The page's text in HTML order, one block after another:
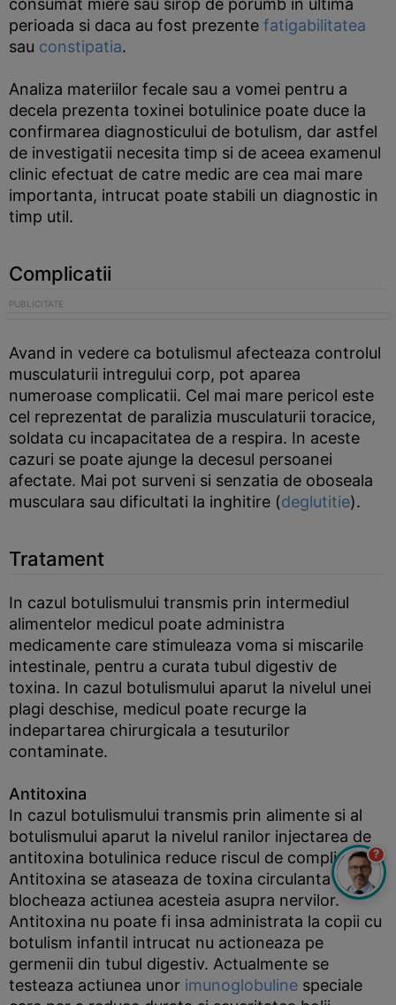
consumat miere sau sirop de porumb in ultima
perioada si daca au fost prezente fatigabilitatea
sau constipatia.
Analiza materiilor fecale sau a vomei pentru a
decela prezenta toxinei botulinice poate duce la
confirmarea diagnosticului de botulism, dar astfel
de investigatii necesita timp si de aceea examenul
clinic efectuat de catre medic are cea mai mare
importanta, intrucat poate stabili un diagnostic in
timp util.
Complicatii
Avand in vedere ca botulismul afecteaza controlul
musculaturii intregului corp, pot aparea
numeroase complicatii. Cel mai mare pericol este
cel reprezentat de paralizia musculaturii toracice,
soldata cu incapacitatea de a respira. In aceste
cazuri se poate ajunge la decesul persoanei
afectate. Mai pot surveni si senzatia de oboseala
musculara sau dificultati la inghitire (deglutitie).
Tratament
In cazul botulismului transmis prin intermediul
alimentelor medicul poate administra
medicamente care stimuleaza voma si miscarile
intestinale, pentru a curata tubul digestiv de
toxina. In cazul botulismului aparut la nivelul unei
plagi deschise, medicul poate recurge la
indepartarea chirurgicala a tesuturilor
contaminate.
Antitoxina
In cazul botulismului transmis prin alimente si al
botulismului aparut la nivelul ranilor injectarea de
antitoxina botulinica reduce riscul de complicatii.
Antitoxina se ataseaza de toxina circulanta si
blocheaza actiunea acesteia asupra nervilor.
Antitoxina nu poate fi insa administrata la copii cu
botulism infantil intrucat nu actioneaza pe
germenii din tubul digestiv. Actualmente se
testeaza actiunea unor imunoglobuline speciale
?